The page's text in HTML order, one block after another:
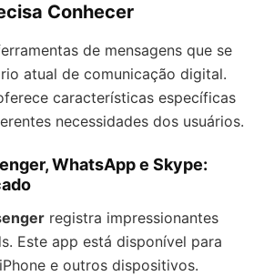
Conhecer
de mensagens que se
atual de comunicação digital.
características específicas
necessidades dos usuários.
WhatsApp e Skype:
registra impressionantes
Este app está disponível para
e outros dispositivos.